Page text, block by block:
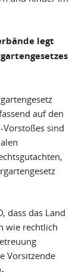
legt
auf den
Vorstoßes sind
dass das Land
wie rechtlich
Vorsitzende